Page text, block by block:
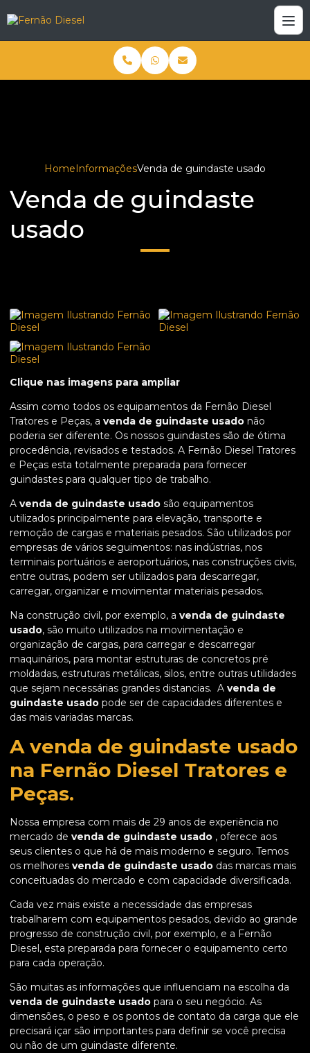
HomeInformaçõesVenda de guindaste usado
Venda de guindaste
usado
Clique nas imagens para ampliar
Assim como todos os equipamentos da Fernão Diesel
Tratores e Peças, a venda de guindaste usado não
poderia ser diferente. Os nossos guindastes são de ótima
procedência, revisados e testados. A Fernão Diesel Tratores
e Peças esta totalmente preparada para fornecer
guindastes para qualquer tipo de trabalho.
A venda de guindaste usado são equipamentos
utilizados principalmente para elevação, transporte e
remoção de cargas e materiais pesados. São utilizados por
empresas de vários seguimentos: nas indústrias, nos
terminais portuários e aeroportuários, nas construções civis,
entre outras, podem ser utilizados para descarregar,
carregar, organizar e movimentar materiais pesados.
Na construção civil, por exemplo, a venda de guindaste
usado, são muito utilizados na movimentação e
organização de cargas, para carregar e descarregar
maquinários, para montar estruturas de concretos pré
moldadas, estruturas metálicas, silos, entre outras utilidades
que sejam necessárias grandes distancias. A venda de
guindaste usado pode ser de capacidades diferentes e
das mais variadas marcas.
A venda de guindaste usado
na Fernão Diesel Tratores e
Peças.
Nossa empresa com mais de 29 anos de experiência no
mercado de venda de guindaste usado , oferece aos
seus clientes o que há de mais moderno e seguro. Temos
os melhores venda de guindaste usado das marcas mais
conceituadas do mercado e com capacidade diversificada.
Cada vez mais existe a necessidade das empresas
trabalharem com equipamentos pesados, devido ao grande
progresso de construção civil, por exemplo, e a Fernão
Diesel, esta preparada para fornecer o equipamento certo
para cada operação.
São muitas as informações que influenciam na escolha da
venda de guindaste usado para o seu negócio. As
dimensões, o peso e os pontos de contato da carga que ele
precisará içar são importantes para definir se você precisa
ou não de um guindaste diferente.